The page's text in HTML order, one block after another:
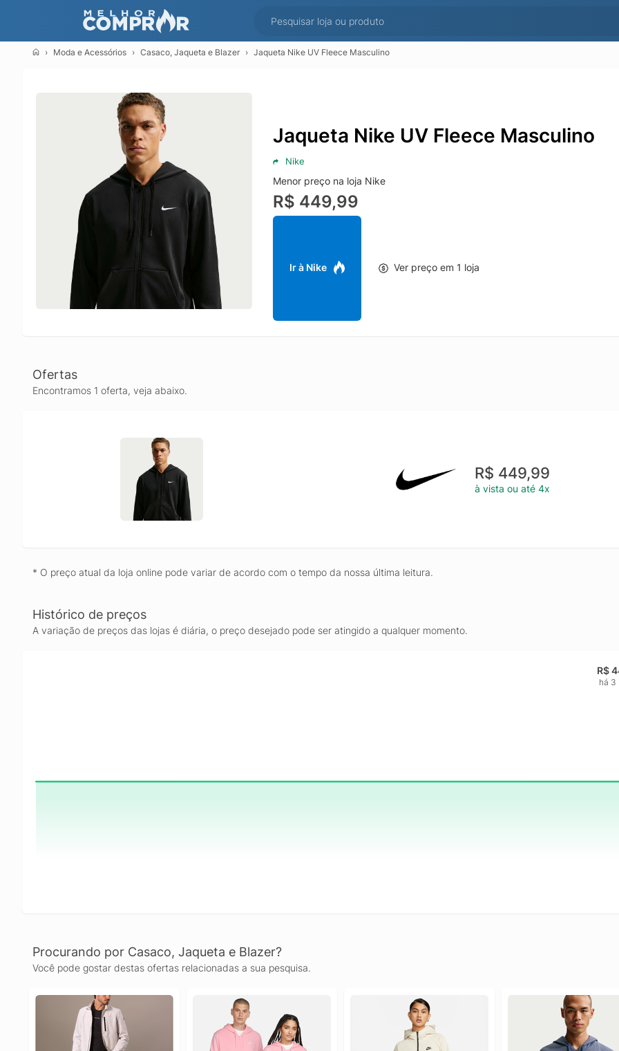
Moda e Acessórios Casaco, Jaqueta e Blazer Jaqueta Nike UV Fleece Masculino
Jaqueta Nike UV Fleece Masculino
Nike
Menor preço na loja Nike
R$ 449,99
Ir à Nike Ver preço em 1 loja
Ofertas
Encontramos 1 oferta, veja abaixo.
R$ 449,99
à vista ou até 4x
* O preço atual da loja online pode variar de acordo com o tempo da nossa última leitura.
Histórico de preços
A variação de preços das lojas é diária, o preço desejado pode ser atingido a qualquer momento.
R$
há 3
Procurando por Casaco, Jaqueta e Blazer?
Você pode gostar destas ofertas relacionadas a sua pesquisa.